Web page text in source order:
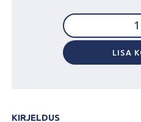
LUKUKORPUS
ASSA
311-
50
kogus
LISA
KIRJELDUS